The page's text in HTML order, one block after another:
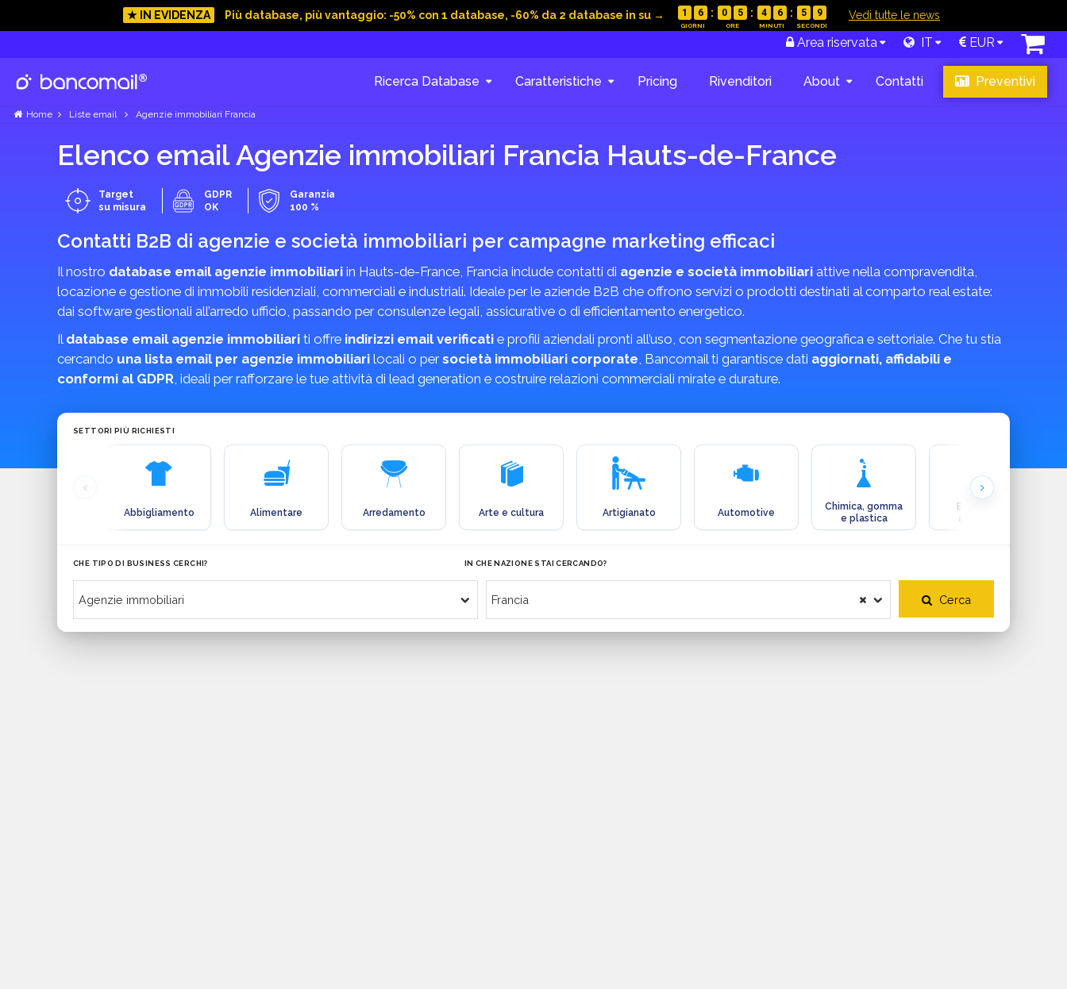
★ IN EVIDENZA Più database, più vantaggio: -50% con 1 database, -60% da 2 database in su → 1 6 0 5 4 6 5 8 Vedi tutte le news
Area riservata IT EUR
Ricerca Database Caratteristiche Pricing Rivenditori About Contatti Preventivi
Home Liste email Agenzie immobiliari Francia
Elenco email Agenzie immobiliari Francia Hauts-de-France
Target
su misura
GDPR
OK
Garanzia
100 %
Contatti B2B di agenzie e società immobiliari per campagne marketing efficaci
Il nostro database email agenzie immobiliari in Hauts-de-France, Francia include contatti di agenzie e società immobiliari attive nella compravendita,
locazione e gestione di immobili residenziali, commerciali e industriali. Ideale per le aziende B2B che offrono servizi o prodotti destinati al comparto real estate:
dai software gestionali all’arredo ufficio, passando per consulenze legali, assicurative o di efficientamento energetico.
Il database email agenzie immobiliari ti offre indirizzi email verificati e profili aziendali pronti all’uso, con segmentazione geografica e settoriale. Che tu stia
cercando una lista email per agenzie immobiliari locali o persocietà immobiliari corporate, Bancomail ti garantisce dati aggiornati, affidabili e
conformi al GDPR, ideali per rafforzare le tue attività di lead generation e costruire relazioni commerciali mirate e durature.
SETTORI PIÙ RICHIESTI
Abbigliamento Alimentare Arredamento Arte e cultura Artigianato Automotive
Chimica, gomma
e plastica
Ecologia e
ambiente
CHE TIPO DI BUSINESS CERCHI? IN CHE NAZIONE STAI CERCANDO?
Cerca